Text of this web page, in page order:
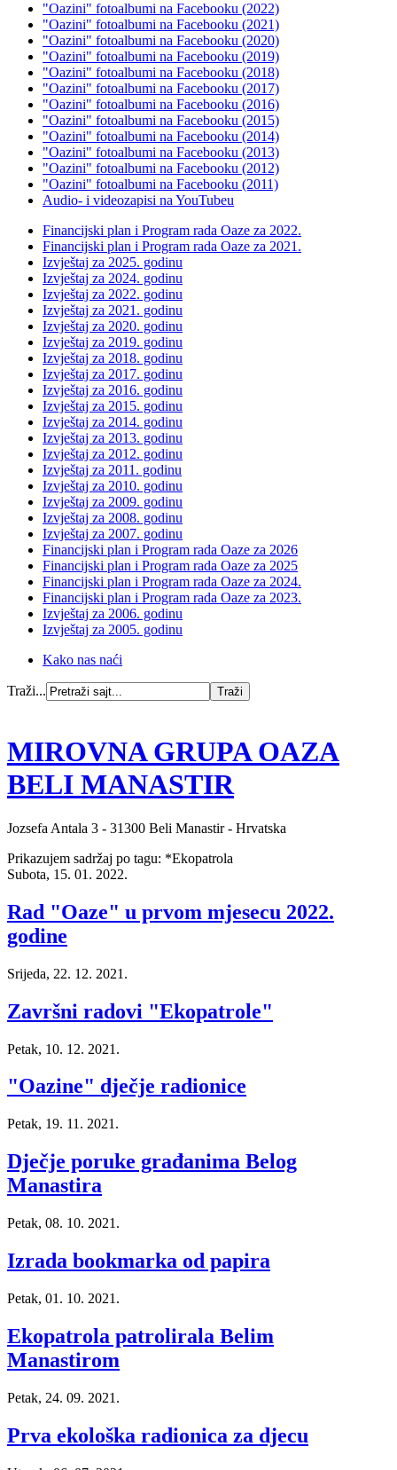
"Oazini" fotoalbumi na Facebooku (2022)
"Oazini" fotoalbumi na Facebooku (2021)
"Oazini" fotoalbumi na Facebooku (2020)
"Oazini" fotoalbumi na Facebooku (2019)
"Oazini" fotoalbumi na Facebooku (2018)
"Oazini" fotoalbumi na Facebooku (2017)
"Oazini" fotoalbumi na Facebooku (2016)
"Oazini" fotoalbumi na Facebooku (2015)
"Oazini" fotoalbumi na Facebooku (2014)
"Oazini" fotoalbumi na Facebooku (2013)
"Oazini" fotoalbumi na Facebooku (2012)
"Oazini" fotoalbumi na Facebooku (2011)
Audio- i videozapisi na YouTubeu
Financijski plan i Program rada Oaze za 2022.
Financijski plan i Program rada Oaze za 2021.
Izvještaj za 2025. godinu
Izvještaj za 2024. godinu
Izvještaj za 2022. godinu
Izvještaj za 2021. godinu
Izvještaj za 2020. godinu
Izvještaj za 2019. godinu
Izvještaj za 2018. godinu
Izvještaj za 2017. godinu
Izvještaj za 2016. godinu
Izvještaj za 2015. godinu
Izvještaj za 2014. godinu
Izvještaj za 2013. godinu
Izvještaj za 2012. godinu
Izvještaj za 2011. godinu
Izvještaj za 2010. godinu
Izvještaj za 2009. godinu
Izvještaj za 2008. godinu
Izvještaj za 2007. godinu
Financijski plan i Program rada Oaze za 2026
Financijski plan i Program rada Oaze za 2025
Financijski plan i Program rada Oaze za 2024.
Financijski plan i Program rada Oaze za 2023.
Izvještaj za 2006. godinu
Izvještaj za 2005. godinu
Kako nas naći
Traži...
MIROVNA GRUPA OAZA
BELI MANASTIR
Jozsefa Antala 3 - 31300 Beli Manastir - Hrvatska
Prikazujem sadržaj po tagu: *Ekopatrola
Subota, 15. 01. 2022.
Rad "Oaze" u prvom mjesecu 2022.
godine
Srijeda, 22. 12. 2021.
Završni radovi "Ekopatrole"
Petak, 10. 12. 2021.
"Oazine" dječje radionice
Petak, 19. 11. 2021.
Dječje poruke građanima Belog
Manastira
Petak, 08. 10. 2021.
Izrada bookmarka od papira
Petak, 01. 10. 2021.
Ekopatrola patrolirala Belim
Manastirom
Petak, 24. 09. 2021.
Prva ekološka radionica za djecu